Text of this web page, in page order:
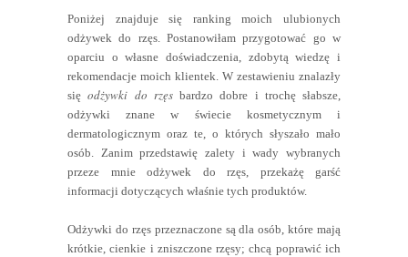
Poniżej znajduje się ranking moich ulubionych
odżywek do rzęs. Postanowiłam przygotować go w
oparciu o własne doświadczenia, zdobytą wiedzę i
rekomendacje moich klientek. W zestawieniu znalazły
sięodżywki do rzęsbardzo dobre i trochę słabsze,
odżywki znane w świecie kosmetycznym i
dermatologicznym oraz te, o których słyszało mało
osób. Zanim przedstawię zalety i wady wybranych
przeze mnie odżywek do rzęs, przekażę garść
informacji dotyczących właśnie tych produktów.
Odżywki do rzęs przeznaczone są dla osób, które mają
krótkie, cienkie i zniszczone rzęsy; chcą poprawić ich